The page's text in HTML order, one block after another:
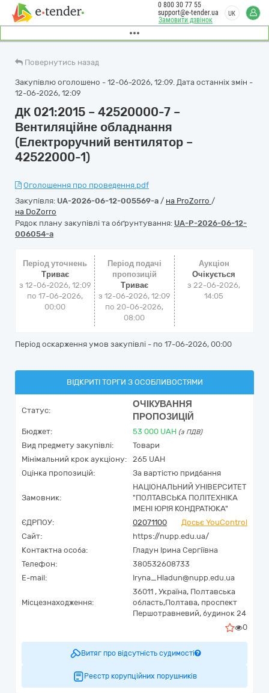
Замовити дзвінок
0 800 30 77 55
support@e-tender.ua
UK
Повернутись назад
Закупівлю оголошено - 12-06-2026, 12:09. Дата останніх змін -
12-06-2026, 12:09
ДК 021:2015 – 42520000-7 –
Вентиляційне обладнання
(Електроручний вентилятор –
42522000-1)
Оголошення про проведення.pdf
Закупівля: UA-2026-06-12-005569-a / на ProZorro /
на DoZorro
Рядок плану закупівлі та обґрунтування: UA-P-2026-06-12-
006054-a
Період уточнень
Триває
з 12-06-2026, 12:09
по 17-06-2026,
00:00
Період подачі
пропозицій
Триває
з 12-06-2026, 12:09
по 20-06-2026,
08:00
Аукціон
Очікується
з22-06-2026,
14:05
Період оскарження умов закупівлі - по 17-06-2026, 00:00
ВІДКРИТІ ТОРГИ З ОСОБЛИВОСТЯМИ
Статус:
ОЧІКУВАННЯ
ПРОПОЗИЦІЙ
Бюджет: 53 000 UAH (з ПДВ)
Вид предмету закупівлі:
Товари
Мінімальний крок аукціону:
265 UAH
Оцінка пропозицій:
За вартістю придбання
Замовник:
НАЦІОНАЛЬНИЙ УНІВЕРСИТЕТ
"ПОЛТАВСЬКА ПОЛІТЕХНІКА
ІМЕНІ ЮРІЯ КОНДРАТЮКА"
ЄДРПОУ:
02071100
Досьє YouControl
Сайт:
https://nupp.edu.ua/
Контактна особа:
Гладун Ірина Сергіївна
Телефон:
380532608733
E-mail:
Iryna_Hladun@nupp.edu.ua
Місцезнаходження:
36011 , Україна, Полтавська
область,Полтава, проспект
Першотравневий, будинок 24
0
Витяг про відсутність судимості
Реєстр корупційних порушників